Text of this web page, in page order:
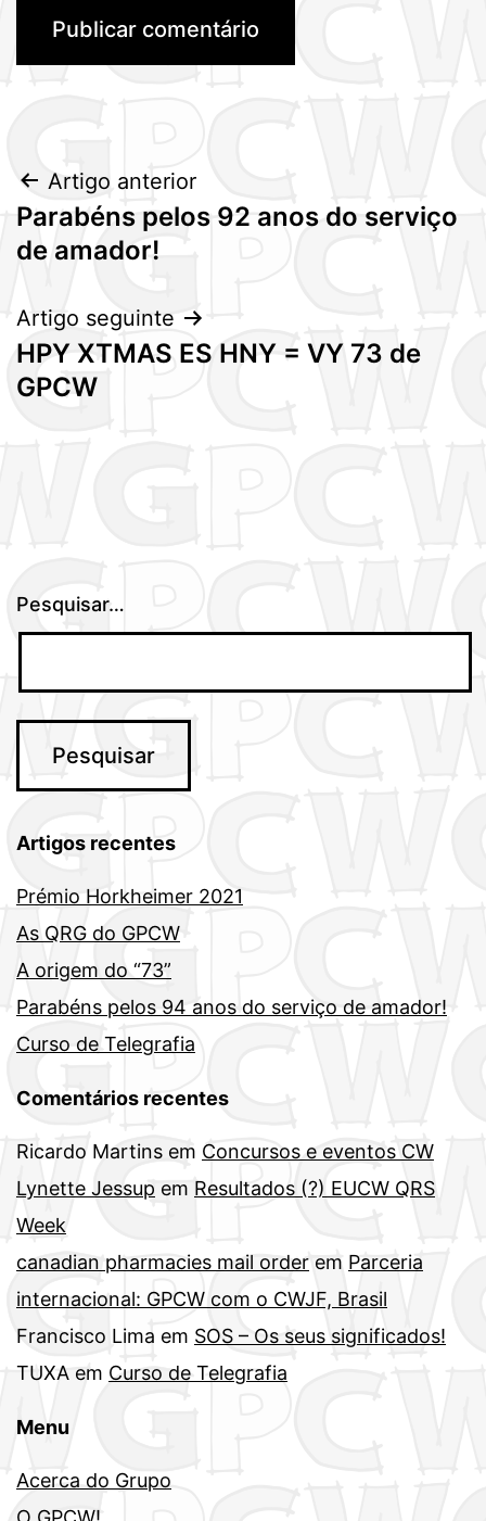
Navegação
de
Artigo anterior
Parabéns pelos 92 anos do serviço
de amador!
Artigo seguinte
HPY XTMAS ES HNY = VY 73 de
GPCW
Pesquisar…
Artigos recentes
Prémio Horkheimer 2021
As QRG do GPCW
A origem do “73”
Parabéns pelos 94 anos do serviço de amador!
Curso de Telegrafia
Comentários recentes
Ricardo Martins em Concursos e eventos CW
Lynette Jessup em Resultados (?) EUCW QRS
Week
canadian pharmacies mail order em Parceria
internacional: GPCW com o CWJF, Brasil
Francisco Lima em SOS – Os seus significados!
TUXA em Curso de Telegrafia
Menu
Acerca do Grupo